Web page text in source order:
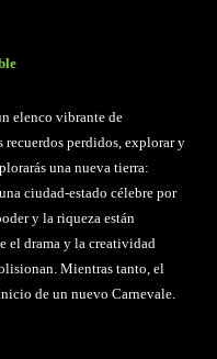
elenco vibrante de
recuerdos perdidos, explorar y
una nueva tierra:
ciudad-estado célebre por
y la riqueza están
el drama y la creatividad
Mientras tanto, el
de un nuevo Carnevale.